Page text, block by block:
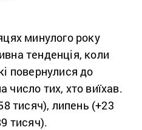
минулого року
тенденція, коли
повернулися до
число тих, хто виїхав.
тисяч), липень (+23
тисяч).